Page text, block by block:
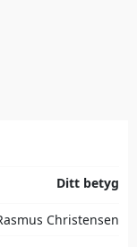
Ditt betyg
Christensen